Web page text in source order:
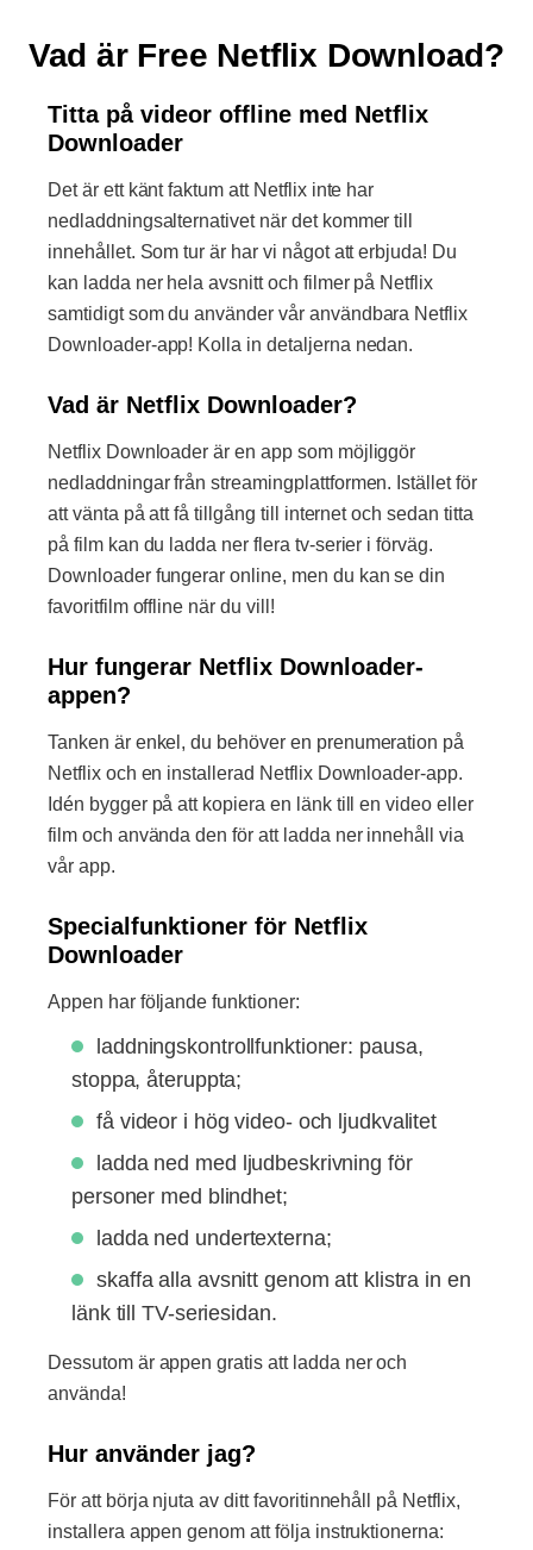
Vad är Free Netflix Download?
Titta på videor offline med Netflix
Downloader
Det är ett känt faktum att Netflix inte har
nedladdningsalternativet när det kommer till
innehållet. Som tur är har vi något att erbjuda! Du
kan ladda ner hela avsnitt och filmer på Netflix
samtidigt som du använder vår användbara Netflix
Downloader-app! Kolla in detaljerna nedan.
Vad är Netflix Downloader?
Netflix Downloader är en app som möjliggör
nedladdningar från streamingplattformen. Istället för
att vänta på att få tillgång till internet och sedan titta
på film kan du ladda ner flera tv-serier i förväg.
Downloader fungerar online, men du kan se din
favoritfilm offline när du vill!
Hur fungerar Netflix Downloader-
appen?
Tanken är enkel, du behöver en prenumeration på
Netflix och en installerad Netflix Downloader-app.
Idén bygger på att kopiera en länk till en video eller
film och använda den för att ladda ner innehåll via
vår app.
Specialfunktioner för Netflix
Downloader
Appen har följande funktioner:
laddningskontrollfunktioner: pausa,
stoppa, återuppta;
få videor i hög video- och ljudkvalitet
ladda ned med ljudbeskrivning för
personer med blindhet;
ladda ned undertexterna;
skaffa alla avsnitt genom att klistra in en
länk till TV-seriesidan.
Dessutom är appen gratis att ladda ner och
använda!
Hur använder jag?
För att börja njuta av ditt favoritinnehåll på Netflix,
installera appen genom att följa instruktionerna: